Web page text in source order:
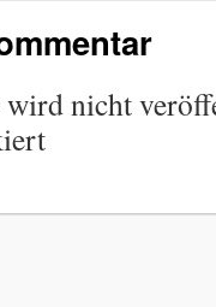
nicht